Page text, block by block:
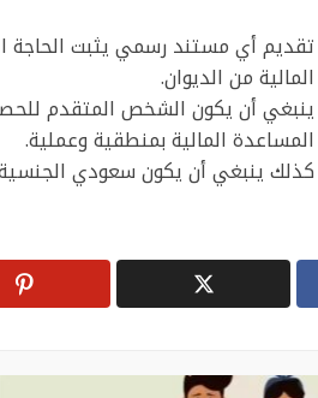
تقديم أي مستند رسمي يثبت الحاجة
المالية من الديوان.
ينبغي أن يكون الشخص المتقدم
المساعدة المالية بمنطقية وعملية.
كذلك ينبغي أن يكون سعودي